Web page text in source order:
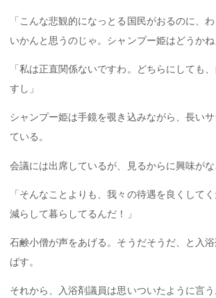
「こんな悲観的になっとる国民がおるのに、
いかんと思うのじゃ。シャンプー姫はどうかね
「私は正直関係ないですわ。どちらにしても
すし」
シャンプー姫は手鏡を覗き込みながら、長い
ている。
会議には出席しているが、見るからに興味がな
「そんなことよりも、我々の待遇を良くして
減らして暮らしてるんだ！」
石鹸小僧が声をあげる。そうだそうだ、と入
ばす。
それから、入浴剤議員は思いついたように言う